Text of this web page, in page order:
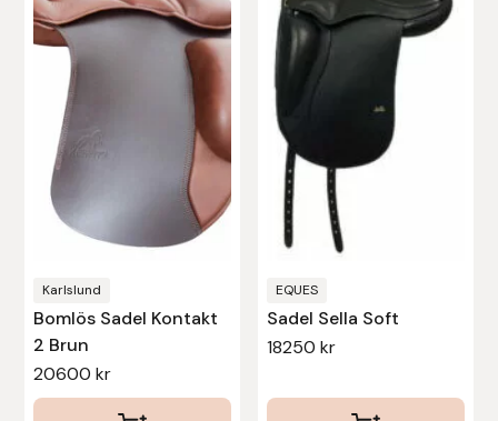
Karlslund
Bomlös Sadel Kontakt
2 Brun
20600kr
har
flera
varianter.
olika
alternativen
kan
väljas
produktsidan
EQUES
Sadel Sella Soft
18250 kr
har
flera
varianter.
De
olika
alternativen
kan
väljas
produktsidan